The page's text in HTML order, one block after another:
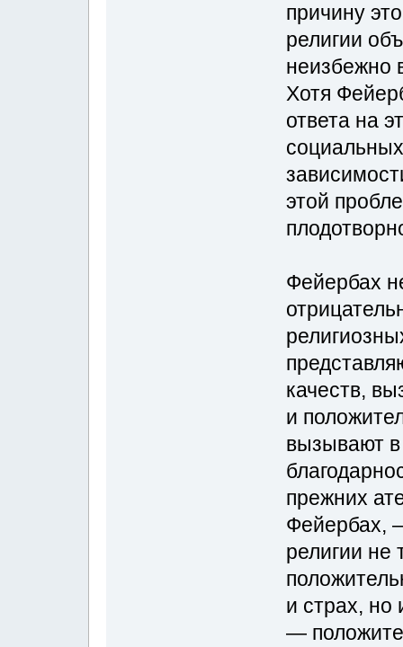
причину
религии
неизбежно
Хотя
ответа на
этой
Фейербах
качеств,
и
вызывают в
прежних
Фейербах,
религии не
и страх, но
—